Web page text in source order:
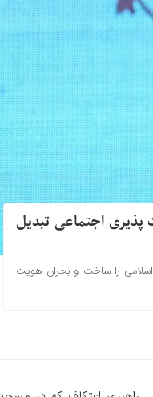
پذیری اجتماعی تبدیل
اسلامی را ساخت و بحران هویت